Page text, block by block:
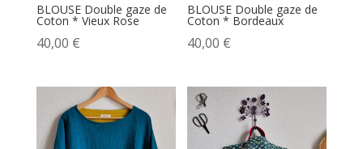
BLOUSE Double gaze de
Coton * Vieux Rose
40,00 €
BLOUSE Double gaze de
Coton * Bordeaux
40,00 €